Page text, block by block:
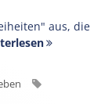
aus, die